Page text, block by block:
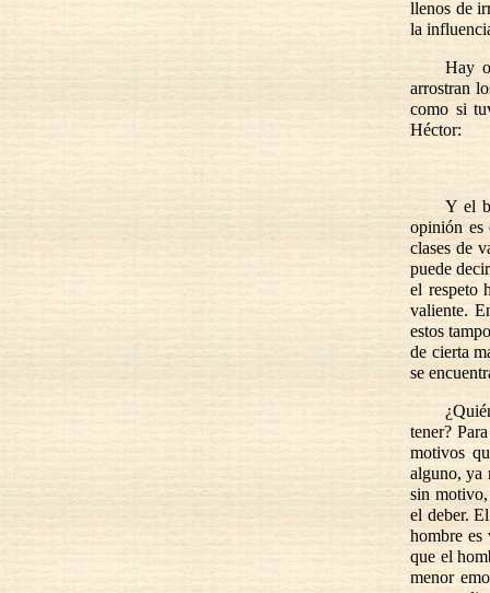
llenos de
la
Hay
arrostran
como si
Héctor:
Y el
opinión es
clases de
puede
el respeto
valiente.
estos
de cierta
se
tener?
motivos
alguno, ya
sin
el deber.
hombre es
que el
menor